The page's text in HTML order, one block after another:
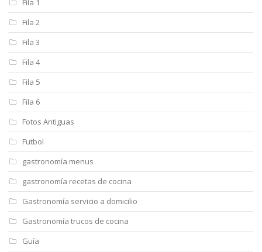
Fila 1
Fila 2
Fila 3
Fila 4
Fila 5
Fila 6
Fotos Antiguas
Futbol
gastronomía menus
gastronomía recetas de cocina
Gastronomía servicio a domicilio
Gastronomía trucos de cocina
Guía